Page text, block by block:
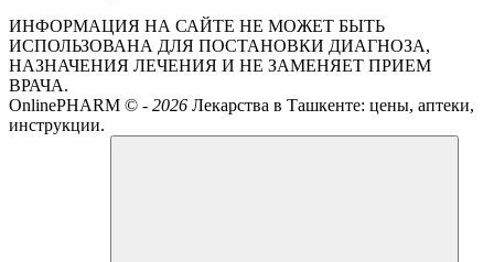
ИНФОРМАЦИЯ НА САЙТЕ НЕ МОЖЕТ БЫТЬ
ИСПОЛЬЗОВАНА ДЛЯ ПОСТАНОВКИ ДИАГНОЗА,
НАЗНАЧЕНИЯ ЛЕЧЕНИЯ И НЕ ЗАМЕНЯЕТ ПРИЕМ
ВРАЧА.
OnlinePHARM © - 2026 Лекарства в Ташкенте: цены, аптеки,
инструкции.